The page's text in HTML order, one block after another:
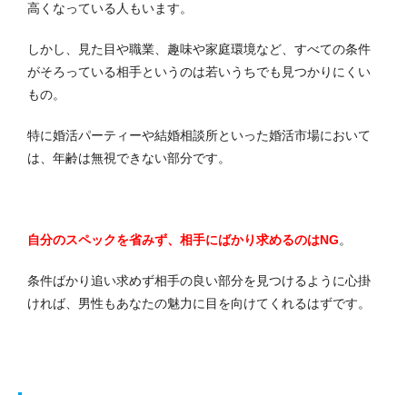
高くなっている人もいます。
しかし、見た目や職業、趣味や家庭環境など、すべての条件
がそろっている相手というのは若いうちでも見つかりにくい
もの。
特に婚活パーティーや結婚相談所といった婚活市場において
は、年齢は無視できない部分です。
自分のスペックを省みず、相手にばかり求めるのはNG。
条件ばかり追い求めず相手の良い部分を見つけるように心掛
ければ、男性もあなたの魅力に目を向けてくれるはずです。